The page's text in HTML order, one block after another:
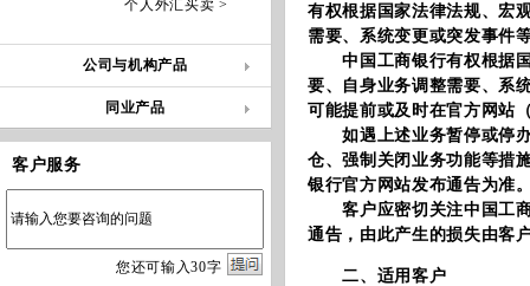
个人外汇买卖 >
公司与机构产品
同业产品
客户服务
您还可输入30字
有权根据国家法律法规、宏
需要、系统变更或突发事件
中国工商银行有权根据国
要、自身业务调整需要、系
可能提前或及时在官方网站
如遇上述业务暂停或停办
仓、强制关闭业务功能等措
银行官方网站发布通告为准
客户应密切关注中国工商
通告，由此产生的损失由客
二、适用客户